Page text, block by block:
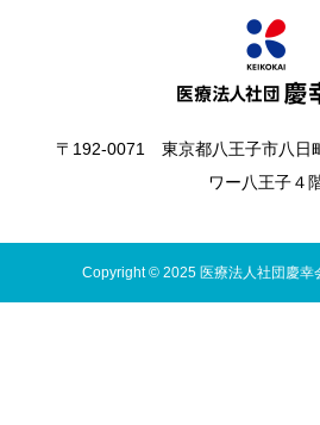
〒192-0071 東京都八王子市八日
ワー八王子４
Copyright © 2025 医療法人社団慶幸